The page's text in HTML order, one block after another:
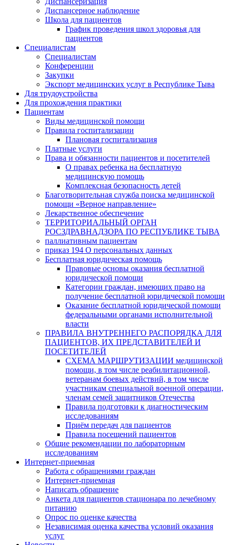
Диспансерное наблюдение
Школа для пациентов
График проведения школ здоровья для
пациентов
Специалистам
Специалистам
Конференции
Закупки
Экспорт медицинских услуг в Республике Тыва
Для трудоустройства
Для прохождения практики
Пациентам
Виды медицинской помощи
Правила госпитализации
Плановая госпитализация
Платные услуги
Права и обязанности пациентов и посетителей
О правах ребенка на бесплатную
медицинскую помощь
Комплексная безопасность детей
Благотворительная служба поиска медицинской
помощи «Верное направление»
Лекарственное обеспечение
ТЕРРИТОРИАЛЬНЫЙ ОРГАН
РОСЗДРАВНАДЗОРА ПО РЕСПУБЛИКЕ ТЫВА
паллиативным пациентам
приказ 194 О персональных данных
Бесплатная юридическая помощь
Правовые основы оказания бесплатной
юридической помощи
Категории граждан, имеющих право на
получение бесплатной юридической помощи
Оказание бесплатной юридической помощи
федеральными органами исполнительной
власти
ПРАВИЛА ВНУТРЕННЕГО РАСПОРЯДКА ДЛЯ
ПАЦИЕНТОВ, ИХ ПРЕДСТАВИТЕЛЕЙ И
ПОСЕТИТЕЛЕЙ
СХЕМА МАРШРУТИЗАЦИИ медицинской
помощи, в том числе реабилитационной,
ветеранам боевых действий, в том числе
участникам специальной военной операции,
членам семей защитников Отечества
Правила подготовки к диагностическим
исследованиям
Приём передач для пациентов
Правила посещений пациентов
Общие рекомендации по лабораторным
исследованиям
Интернет-приемная
Работа с обращениями граждан
Интернет-приемная
Написать обращение
Анкета для пациентов стационара по лечебному
питанию
Опрос по оценке качества
Независимая оценка качества условий оказания
услуг